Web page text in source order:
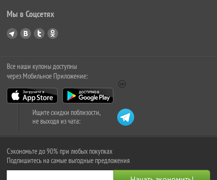
Мы в Соцсетях
Все наши купоны доступны
через Мобильное Приложение:
Ищите скидки поблизости,
не выходя из чата:
Сэкономьте до 90% при любых покупках
Подпишитесь на самые выгодные предложения